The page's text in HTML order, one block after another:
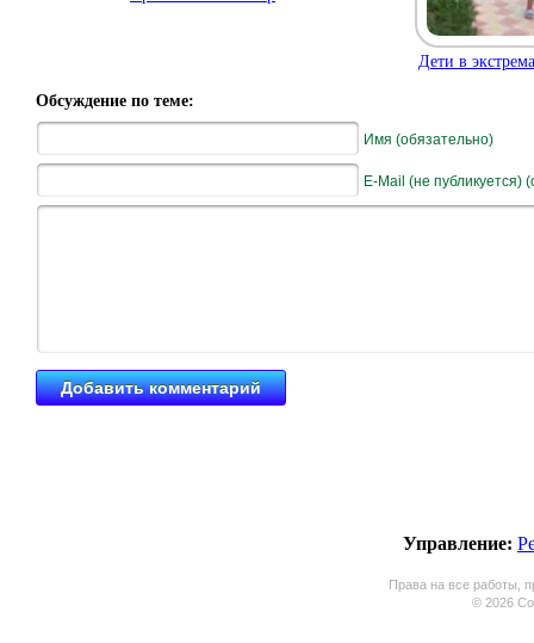
Дети в
Обсуждение по теме:
Имя (обязательно)
E-Mail (не публикуется)
Управление:
Права на все работы,
© 2026